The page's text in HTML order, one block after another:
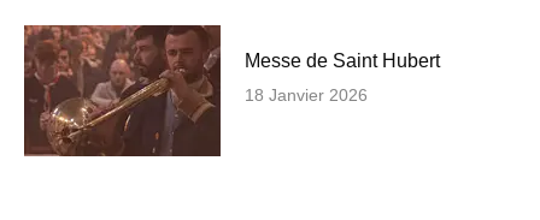
Messe de Saint Hubert
18 Janvier 2026